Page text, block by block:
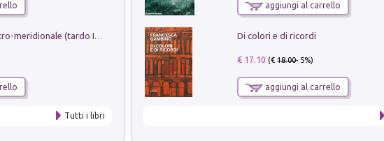
Tutti i libri
aggiungi al carrello
Di colori e di ricordi
€ 17.10 (€18.00- 5%)
aggiungi al carrello